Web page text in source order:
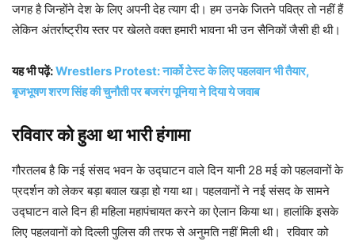
जगह है जिन्होंने देश के लिए अपनी देह त्याग दी। हम उनके जितने पवित्र तो नहीं हैं
लेकिन अंतर्राष्ट्रीय स्तर पर खेलते वक्त हमारी भावना भी उन सैनिकों जैसी ही थी।
यह भी पढ़ें:Wrestlers Protest: नार्को टेस्ट के लिए पहलवान भी तैयार,
बृजभूषण शरण सिंह की चुनौती पर बजरंग पूनिया ने दिया ये जवाब
रविवार को हुआ था भारी हंगामा
गौरतलब है कि नई संसद भवन के उद्घाटन वाले दिन यानी 28 मई को पहलवानों के
प्रदर्शन को लेकर बड़ा बवाल खड़ा हो गया था। पहलवानों ने नई संसद के सामने
उद्घाटन वाले दिन ही महिला महापंचायत करने का ऐलान किया था। हालांकि इसके
लिए पहलवानों को दिल्ली पुलिस की तरफ से अनुमति नहीं मिली थी। रविवार को